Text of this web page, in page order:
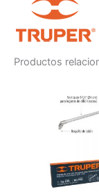
Productos